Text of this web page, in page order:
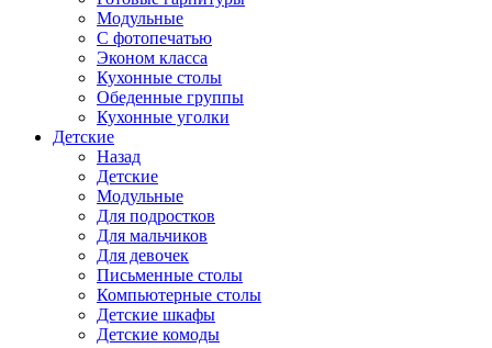
Модульные
С фотопечатью
Эконом класса
Кухонные столы
Обеденные группы
Кухонные уголки
Детские
Назад
Детские
Модульные
Для подростков
Для мальчиков
Для девочек
Письменные столы
Компьютерные столы
Детские шкафы
Детские комоды